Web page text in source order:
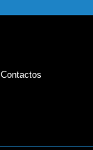
Contactos